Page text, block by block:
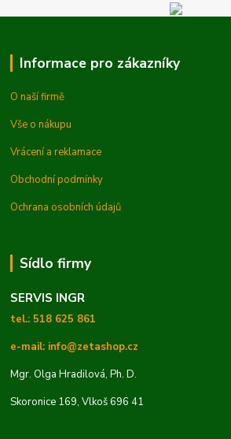
Informace pro zákazníky
O naší firmě
Vše o nákupu
Vrácení a reklamace
Obchodní podmínky
Ochrana osobních údajů
Sídlo firmy
SERVIS INGR
tel.: 518 625 861
e-mail: info@zetashop.cz
Mgr. Olga Hradilová, Ph. D.
Skoronice 169, Vlkoš 696 41